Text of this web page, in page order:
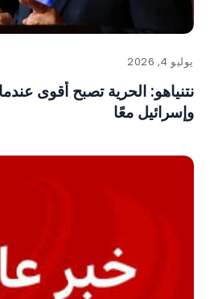
يوليو 4, 2026
نتنياهو: الحرية تصبح أقوى
وإسرائيل معًا